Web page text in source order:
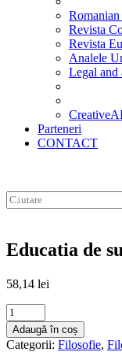
Revista
Revista
Analele
Legal and
Parteneri
CONTACT
Educatia de
58,14 lei
Educatia
de
sus
Adaugă în coș
Categorii: Filosofie,